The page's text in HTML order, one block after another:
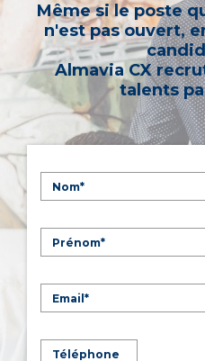
Même si le poste
n'est pas ouvert,
Almavia CX
talents